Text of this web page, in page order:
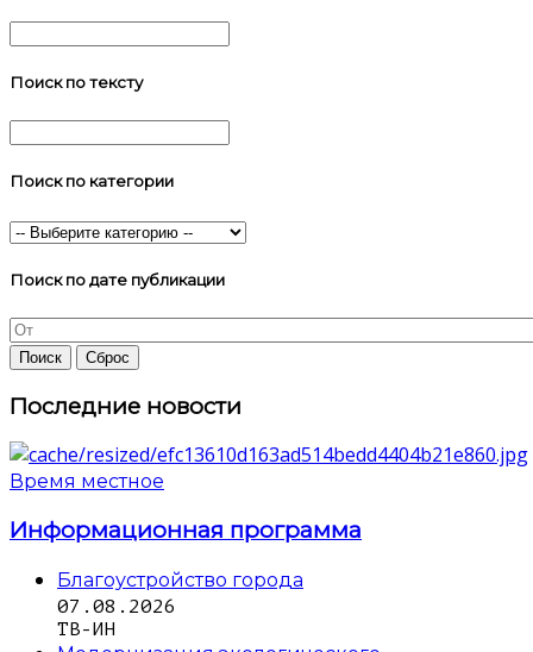
Поиск по тексту
Поиск по категории
Поиск по дате публикации
Последние новости
Время местное
Информационная программа
Благоустройство города
07.08.2026
ТВ-ИН